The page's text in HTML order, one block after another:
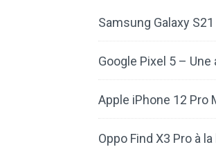
Samsung Galaxy
Google Pixel 5 – Une
Apple iPhone 12 Pro
Oppo Find X3 Pro à